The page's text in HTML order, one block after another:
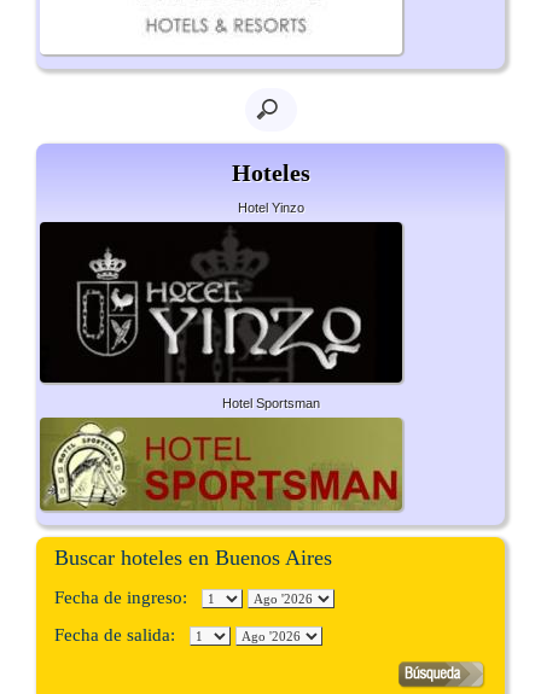
Hoteles
Hotel Yinzo
Hotel Sportsman
Buscar hoteles en Buenos Aires
Fecha de ingreso:
Fecha de salida: